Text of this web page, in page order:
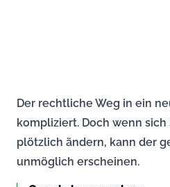
Der rechtliche Weg in ein
kompliziert. Doch wenn
plötzlich ändern, kann der
unmöglich erscheinen.